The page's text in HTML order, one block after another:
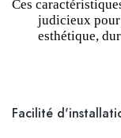
Ces
judicieux
esthétique,
Facilité